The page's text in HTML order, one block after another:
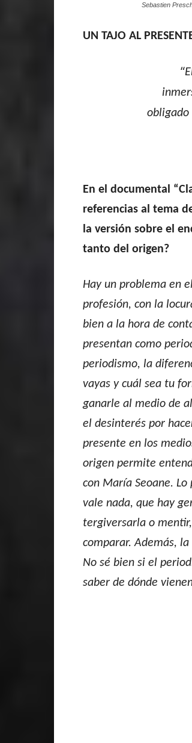
Sebastien
UN TAJO AL
“
obligado
En el documental
referencias al tema
la versión sobre el
tanto del origen?
Hay un problema en
profesión, con la
bien a la hora de
presentan como
periodismo, la
vayas y cuál sea tu
ganarle al medio de
el desinterés por
presente en los
origen permite
con María Seoane.
vale nada, que hay
tergiversarla o
comparar. Además,
No sé bien si el
saber de dónde